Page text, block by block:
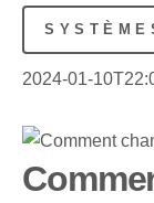
2024-01-